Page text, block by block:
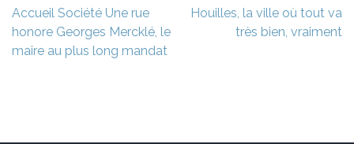
Navigation
de
l’article
Accueil Société Une rue
honore Georges Mercklé, le
maire au plus long mandat
Houilles, la ville où tout va
très bien, vraiment